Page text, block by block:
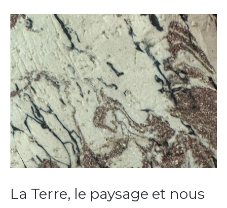
La Terre, le paysage et nous